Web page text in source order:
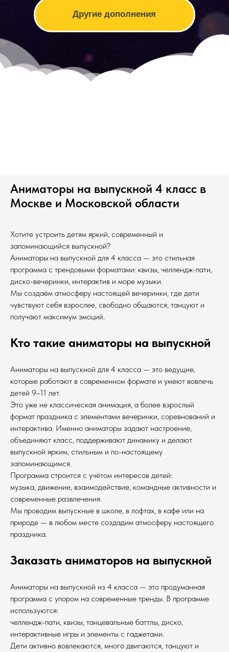
Аниматоры на выпускной 4 класс в
Москве и Московской области
Хотите устроить детям яркий, современный и
запоминающийся выпускной?
Аниматоры на выпускной для 4 класса — это стильная
программа с трендовыми форматами: квизы, челлендж-пати,
диско-вечеринки, интерактив и море музыки.
Мы создаём атмосферу настоящей вечеринки, где дети
чувствуют себя взрослее, свободно общаются, танцуют и
получают максимум эмоций.
Кто такие аниматоры на выпускной
Аниматоры на выпускной для 4 класса — это ведущие,
которые работают в современном формате и умеют вовлечь
детей 9–11 лет.
Это уже не классическая анимация, а более взрослый
формат праздника с элементами вечеринки, соревнований и
интерактива. Именно аниматоры задают настроение,
объединяют класс, поддерживают динамику и делают
выпускной ярким, стильным и по-настоящему
запоминающимся.
Программа строится с учётом интересов детей:
музыка, движение, взаимодействие, командные активности и
современные развлечения.
Мы проводим выпускные в школе, в лофтах, в кафе или на
природе — в любом месте создадим атмосферу настоящего
праздника.
Заказать аниматоров на выпускной
Аниматоры на выпускной из 4 класса — это продуманная
программа с упором на современные тренды. В программе
используются:
челлендж-пати, квизы, танцевальные баттлы, диско,
интерактивные игры и элементы с гаджетами.
Дети активно вовлекаются, много двигаются, танцуют и